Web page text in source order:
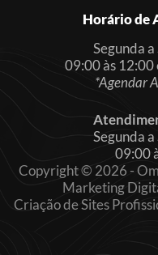
Horário de
Segunda
09:00 às 12:00
*Agendar
Segunda
09:00
Copyright © 2026 -
Marketing
Criação de Sites